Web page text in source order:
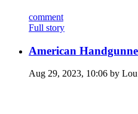
comment
Full story
American
Aug 29, 2023, 10:06 by